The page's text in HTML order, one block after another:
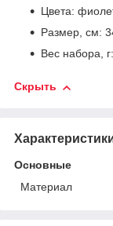
Цвета:
Размер, см:
Вес набора,
Скрыть
Основные
Материал